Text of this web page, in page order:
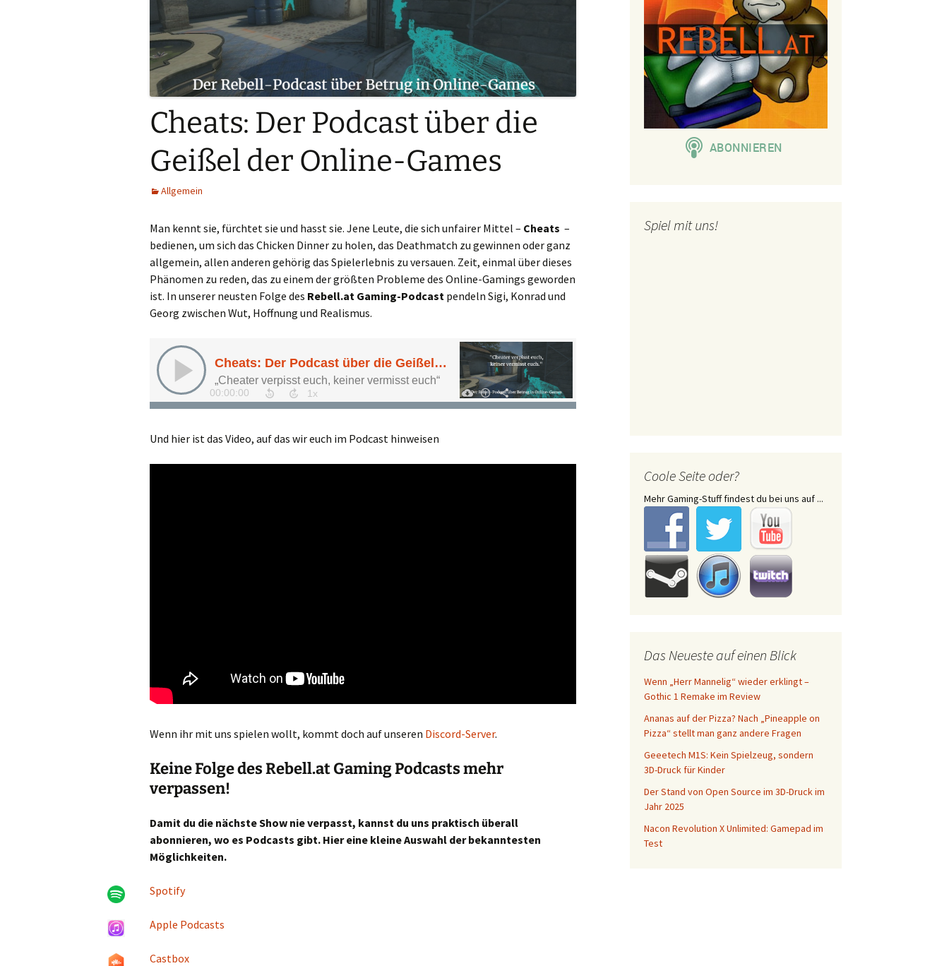
Cheats: Der Podcast über die
Geißel der Online-Games
Allgemein
Man kennt sie, fürchtet sie und hasst sie. Jene Leute, die sich unfairer Mittel – Cheats –
bedienen, um sich das Chicken Dinner zu holen, das Deathmatch zu gewinnen oder ganz
allgemein, allen anderen gehörig das Spielerlebnis zu versauen. Zeit, einmal über dieses
Phänomen zu reden, das zu einem der größten Probleme des Online-Gamings geworden
ist. In unserer neusten Folge des Rebell.at Gaming-Podcast pendeln Sigi, Konrad und
Georg zwischen Wut, Hoffnung und Realismus.
Und hier ist das Video, auf das wir euch im Podcast hinweisen
Wenn ihr mit uns spielen wollt, kommt doch auf unseren Discord-Server.
Keine Folge des Rebell.at Gaming Podcasts mehr
verpassen!
Damit du die nächste Show nie verpasst, kannst du uns praktisch überall
abonnieren, wo es Podcasts gibt. Hier eine kleine Auswahl der bekanntesten
Möglichkeiten.
Spotify
Apple Podcasts
Castbox
Spiel mit uns!
Coole Seite oder?
Mehr Gaming-Stuff findest du bei uns auf ...
Das Neueste auf einen Blick
Wenn „Herr Mannelig“ wieder erklingt –
Gothic 1 Remake im Review
Ananas auf der Pizza? Nach „Pineapple on
Pizza“ stellt man ganz andere Fragen
Geeetech M1S: Kein Spielzeug, sondern
3D-Druck für Kinder
Der Stand von Open Source im 3D-Druck im
Jahr 2025
Nacon Revolution X Unlimited: Gamepad im
Test